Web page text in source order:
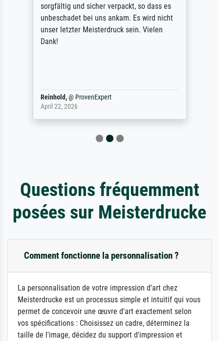
sorgfältig und sicher verpackt, so dass es
unbeschadet bei uns ankam. Es wird nicht
unser letzter Meisterdruck sein. Vielen
Dank!
Reinhold,@ ProvenExpert
April 22, 2026
Questions fréquemment
posées sur Meisterdrucke
Comment fonctionne la personnalisation ?
La personnalisation de votre impression d'art chez
Meisterdrucke est un processus simple et intuitif qui vous
permet de concevoir une œuvre d'art exactement selon
vos spécifications : Choisissez un cadre, déterminez la
taille de l'image, décidez du support d'impression et